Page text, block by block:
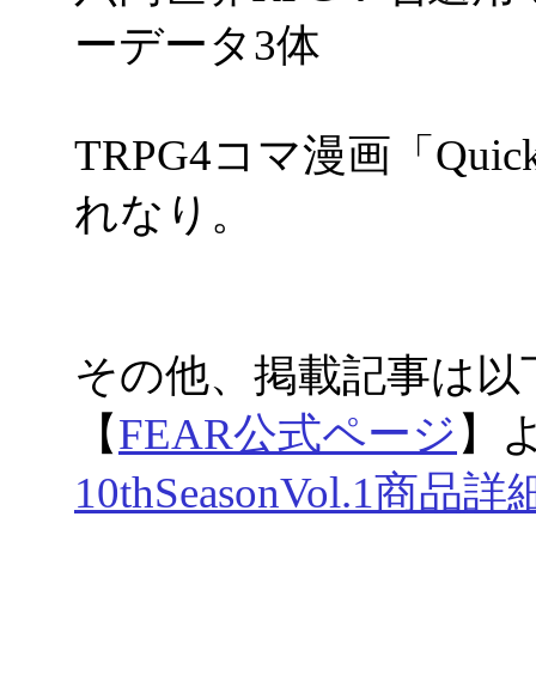
ーデータ3体
TRPG4コマ漫画「
れなり。
その他、掲載
【FEAR公式ページ 】
10thSeasonVol.1商品詳